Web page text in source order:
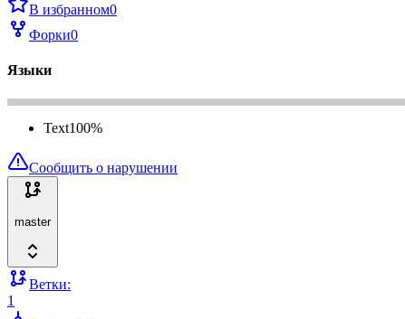
В избранном0
Форки0
Языки
Text100%
Сообщить о нарушении
master
Ветки:
1